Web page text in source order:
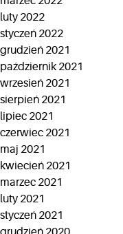
luty 2022
styczeń 2022
grudzień 2021
październik 2021
wrzesień 2021
sierpień 2021
lipiec 2021
czerwiec 2021
maj 2021
kwiecień 2021
marzec 2021
luty 2021
styczeń 2021